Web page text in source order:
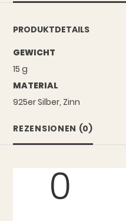
PRODUKTDETAILS
GEWICHT
15 g
MATERIAL
925er Silber, Zinn
REZENSIONEN (0)
0